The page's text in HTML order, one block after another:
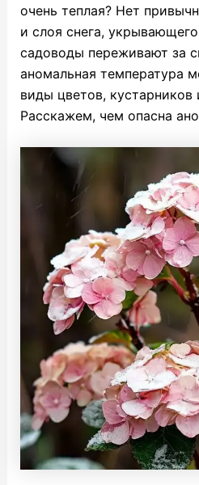
очень теплая? Нет
и слоя снега,
садоводы переживают за
аномальная температура
виды цветов, кустарников
Расскажем, чем опасна